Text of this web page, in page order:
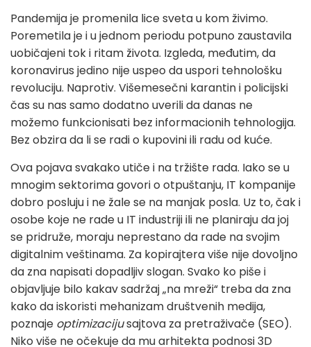
Pandemija je promenila lice sveta u kom živimo.
Poremetila je i u jednom periodu potpuno zaustavila
uobičajeni tok i ritam života. Izgleda, međutim, da
koronavirus jedino nije uspeo da uspori tehnološku
revoluciju. Naprotiv. Višemesečni karantin i policijski
čas su nas samo dodatno uverili da danas ne
možemo funkcionisati bez informacionih tehnologija.
Bez obzira da li se radi o kupovini ili radu od kuće.
Ova pojava svakako utiče i na tržište rada. Iako se u
mnogim sektorima govori o otpuštanju, IT kompanije
dobro posluju i ne žale se na manjak posla. Uz to, čak i
osobe koje ne rade u IT industriji ili ne planiraju da joj
se pridruže, moraju neprestano da rade na svojim
digitalnim veštinama. Za kopirajtera više nije dovoljno
da zna napisati dopadljiv slogan. Svako ko piše i
objavljuje bilo kakav sadržaj „na mreži“ treba da zna
kako da iskoristi mehanizam društvenih medija,
poznaje optimizacijusajtova za pretraživače (SEO).
Niko više ne očekuje da mu arhitekta podnosi 3D